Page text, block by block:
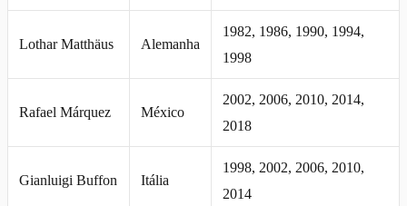
Lothar Matthäus Alemanha
1982, 1986, 1990, 1994,
1998
Rafael Márquez México
2002, 2006, 2010, 2014,
2018
Gianluigi Buffon Itália
1998, 2002, 2006, 2010,
2014